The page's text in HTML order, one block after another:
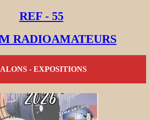
REF - 55
RADIOAMATEURS
- EXPOSITIONS